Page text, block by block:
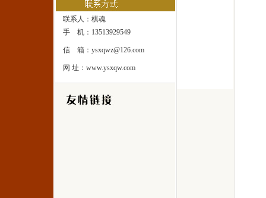
雅士象棋网
一处修身圣地！一座雅士乐园！
联系人：棋魂
手 机：13513929549
信 箱：ysxqwz@126.com
网 址：www.ysxqw.com